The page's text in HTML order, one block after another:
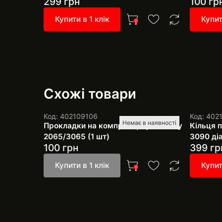
Купити в 1 клік 0
Схожі товари
Немає в наявності
Код: 402109106
Прокладки на компресорну головку
2065/3065 (1 шт)
100 грн
Купити в 1 клік 0
Код:
Кільця
3090
399